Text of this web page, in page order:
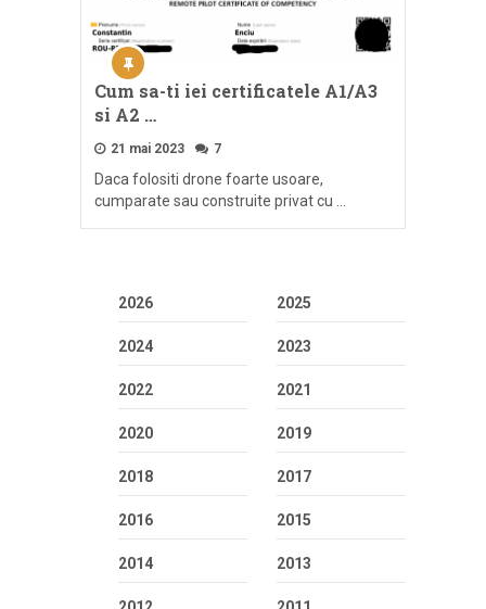
Cum sa-ti iei certificatele A1/A3
si A2 …
21 mai 2023 7
Daca folositi drone foarte usoare,
cumparate sau construite privat cu …
2026 2025
2024 2023
2022 2021
2020 2019
2018 2017
2016 2015
2014 2013